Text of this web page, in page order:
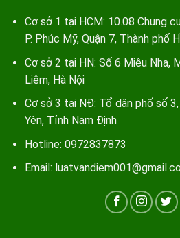
Cơ sở 1 tại HCM: 10.08 Chung
P. Phúc Mỹ, Quận 7, Thành phố
Cơ sở 2 tại HN: Số 6 Miêu Nha,
Liêm, Hà Nội
Cơ sở 3 tại NĐ: Tổ dân phố số
Yên, Tỉnh Nam Định
Hotline: 0972837873
Email: